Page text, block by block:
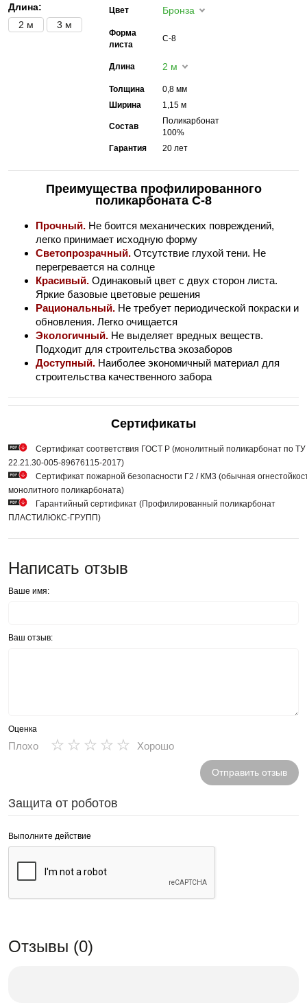
Длина:
2 м
3 м
Цвет Бронза
Форма
листа
С-8
Длина 2 м
Толщина
0,8 мм
Ширина
1,15 м
Состав
Поликарбонат
100%
Гарантия
20 лет
Преимущества профилированного
поликарбоната С-8
Прочный. Не боится механических повреждений,
легко принимает исходную форму
Светопрозрачный. Отсутствие глухой тени. Не
перегревается на солнце
Красивый. Одинаковый цвет с двух сторон листа.
Яркие базовые цветовые решения
Рациональный. Не требует периодической покраски и
обновления. Легко очищается
Экологичный. Не выделяет вредных веществ.
Подходит для строительства экозаборов
Доступный. Наиболее экономичный материал для
строительства качественного забора
Сертификаты
Сертификат соответствия ГОСТ Р (монолитный поликарбонат по ТУ
22.21.30-005-89676115-2017)
Сертификат пожарной безопасности Г2 / КМ3 (обычная
монолитного поликарбоната)
Гарантийный сертификат (Профилированный поликарбонат
ПЛАСТИЛЮКС-ГРУПП)
Написать отзыв
Ваше имя:
Ваш отзыв:
Оценка
Плохо ★
★
★
★
★ Хорошо
Отправить отзыв
Защита от роботов
Выполните действие
Отзывы (0)